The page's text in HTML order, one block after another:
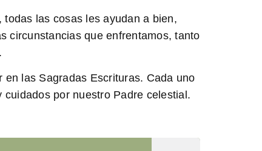
las cosas les ayudan a bien,
circunstancias que enfrentamos, tanto
las Sagradas Escrituras. Cada uno
por nuestro Padre celestial.